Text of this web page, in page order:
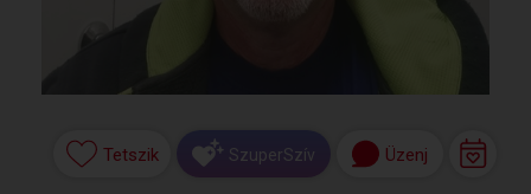
Tetszik SzuperSzív Üzenj